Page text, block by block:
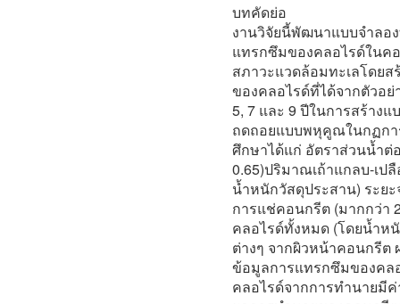
บทคัดย่อ
งานวิจัยนี้พัฒนาแบบจำลอ
แทรกซึมของคลอไรด์ในค
สภาวะแวดล้อมทะเลโดย
ของคลอไรด์ที่ได้จากตัวอย่
5, 7 และ 9 ปีในการสร้างแ
ถดถอยแบบพหุคูณในกฏก
ศึกษาได้แก่ อัตราส่วนน้ำต่
0.65)ปริมาณเถ้าแกลบ-เป
น้ำหนักวัสดุประสาน) ระย
การแช่คอนกรีต (มากกว่า
คลอไรด์ทั้งหมด (โดยน้ำห
ต่างๆ จากผิวหน้าคอนกรีต
ข้อมูลการแทรกซึมของคล
คลอไรด์จากการทำนายมี